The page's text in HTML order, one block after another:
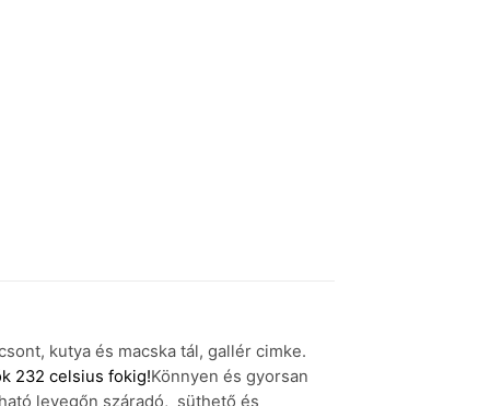
kutya és macska tál, gallér cimke.
232 celsius fokig!Könnyen és gyorsan
levegőn száradó, süthető és